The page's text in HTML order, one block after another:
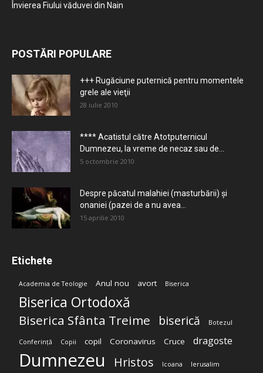
Învierea Fiului văduvei din Nain
POSTĂRI POPULARE
+++ Rugăciune puternică pentru momentele
grele ale vieţii
28 iulie 2010
**** Acatistul către Atotputernicul
Dumnezeu, la vreme de necaz sau de...
5 octombrie 2010
Despre păcatul malahiei (masturbării) şi
onaniei (pazei de a nu avea...
15 aprilie 2010
Etichete
Academia de Teologie Anul nou avort Biserica
Biserica Ortodoxă
Biserica Sfânta Treime biserică Botezul
Conferință Copii copil Coronavirus Cruce dragoste
Dumnezeu Hristos Icoana Ierusalim